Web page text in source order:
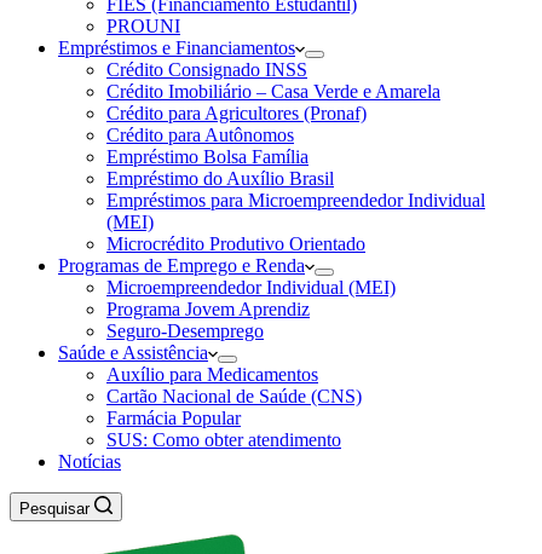
FIES (Financiamento Estudantil)
PROUNI
Empréstimos e Financiamentos
Crédito Consignado INSS
Crédito Imobiliário – Casa Verde e Amarela
Crédito para Agricultores (Pronaf)
Crédito para Autônomos
Empréstimo Bolsa Família
Empréstimo do Auxílio Brasil
Empréstimos para Microempreendedor Individual
(MEI)
Microcrédito Produtivo Orientado
Programas de Emprego e Renda
Microempreendedor Individual (MEI)
Programa Jovem Aprendiz
Seguro-Desemprego
Saúde e Assistência
Auxílio para Medicamentos
Cartão Nacional de Saúde (CNS)
Farmácia Popular
SUS: Como obter atendimento
Notícias
Pesquisar